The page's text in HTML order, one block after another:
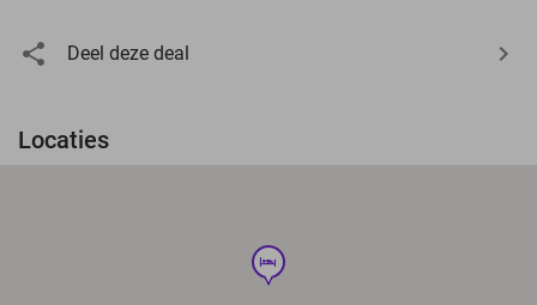
Deel deze deal
Locaties
hotel